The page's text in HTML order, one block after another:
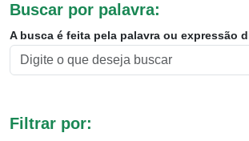
Buscar por palavra:
A busca é feita pela palavra ou expressão
Filtrar por: